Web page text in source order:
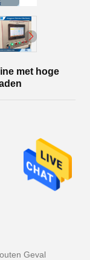
met hoge
Geval